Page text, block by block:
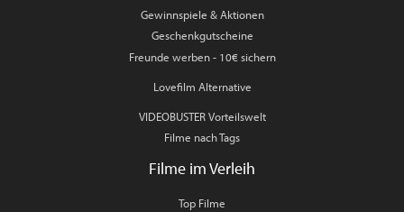
Gewinnspiele & Aktionen
Geschenkgutscheine
Freunde werben - 10€ sichern
Lovefilm Alternative
VIDEOBUSTER Vorteilswelt
Filme nach Tags
Filme im Verleih
Top Filme